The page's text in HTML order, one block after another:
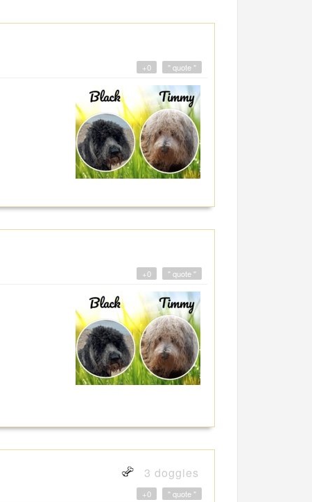
" quote "
+0
" quote "
+0
3 doggies
" quote "
+0